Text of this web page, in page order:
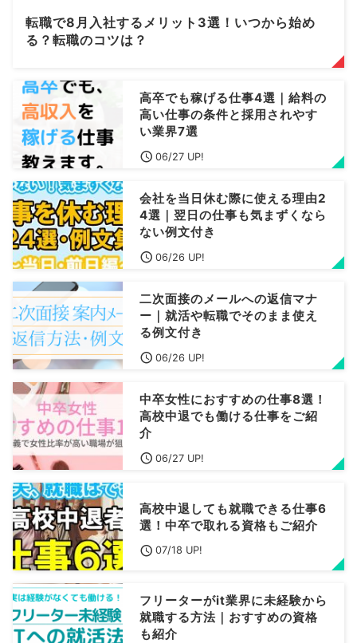
転職で8月入社するメリット3選！いつから始め
る？転職のコツは？
高卒でも稼げる仕事4選｜給料の
高い仕事の条件と採用されやす
い業界7選
06/27 UP!
会社を当日休む際に使える理由2
4選｜翌日の仕事も気まずくなら
ない例文付き
06/26 UP!
二次面接のメールへの返信マナ
ー｜就活や転職でそのまま使え
る例文付き
06/26 UP!
中卒女性におすすめの仕事8選！
高校中退でも働ける仕事をご紹
介
06/27 UP!
高校中退しても就職できる仕事6
選！中卒で取れる資格もご紹介
07/18 UP!
フリーターがit業界に未経験から
就職する方法｜おすすめの資格
も紹介